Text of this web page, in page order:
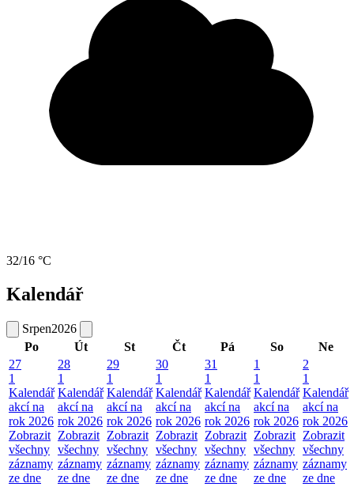
32/16 °C
Kalendář
Srpen2026
Po
Út St Čt Pá So
Ne
27
1
Kalendář
akcí na
rok 2026
Zobrazit
všechny
záznamy
ze dne
28
1
Kalendář
akcí na
rok 2026
Zobrazit
všechny
záznamy
ze dne
29
1
Kalendář
akcí na
rok 2026
Zobrazit
všechny
záznamy
ze dne
30
1
Kalendář
akcí na
rok 2026
Zobrazit
všechny
záznamy
ze dne
31
1
Kalendář
akcí na
rok 2026
Zobrazit
všechny
záznamy
ze dne
1
1
Kalendář
akcí na
rok 2026
Zobrazit
všechny
záznamy
ze dne
2
1
Kalendář
akcí na
rok 2026
Zobrazit
všechny
záznamy
ze dne